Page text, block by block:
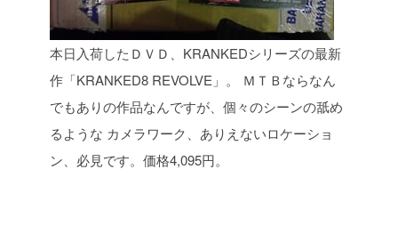
本日入荷したＤＶＤ、KRANKEDシリーズの最新
作「KRANKED8 REVOLVE」。
ＭＴＢならなん
でもありの作品なんですが、個々のシーンの舐め
るような カメラワーク、ありえないロケーショ
ン、必見です。価格4,095円。